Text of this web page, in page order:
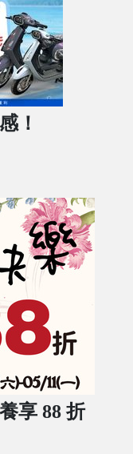
！
享 88 折